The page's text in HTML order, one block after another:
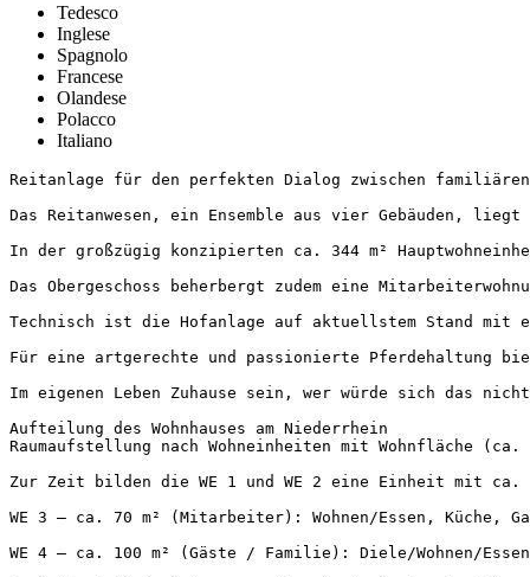
Tedesco
Inglese
Spagnolo
Francese
Olandese
Polacco
Italiano
Reitanlage für den perfekten Dialog zwischen familiären
Das Reitanwesen, ein Ensemble aus vier Gebäuden,
In der großzügig konzipierten ca. 344 m²
Das Obergeschoss beherbergt zudem eine
Technisch ist die Hofanlage auf aktuellstem Stand mit
Für eine artgerechte und passionierte Pferdehaltung
Im eigenen Leben Zuhause sein, wer würde sich das
Aufteilung des Wohnhauses am Niederrhein
Raumaufstellung nach Wohneinheiten mit Wohnfläche
Zur Zeit bilden die WE 1 und WE 2 eine Einheit mit ca.
WE 3 – ca. 70 m² (Mitarbeiter): Wohnen/Essen, Küche,
WE 4 – ca. 100 m² (Gäste / Familie): Diele/Wohnen/